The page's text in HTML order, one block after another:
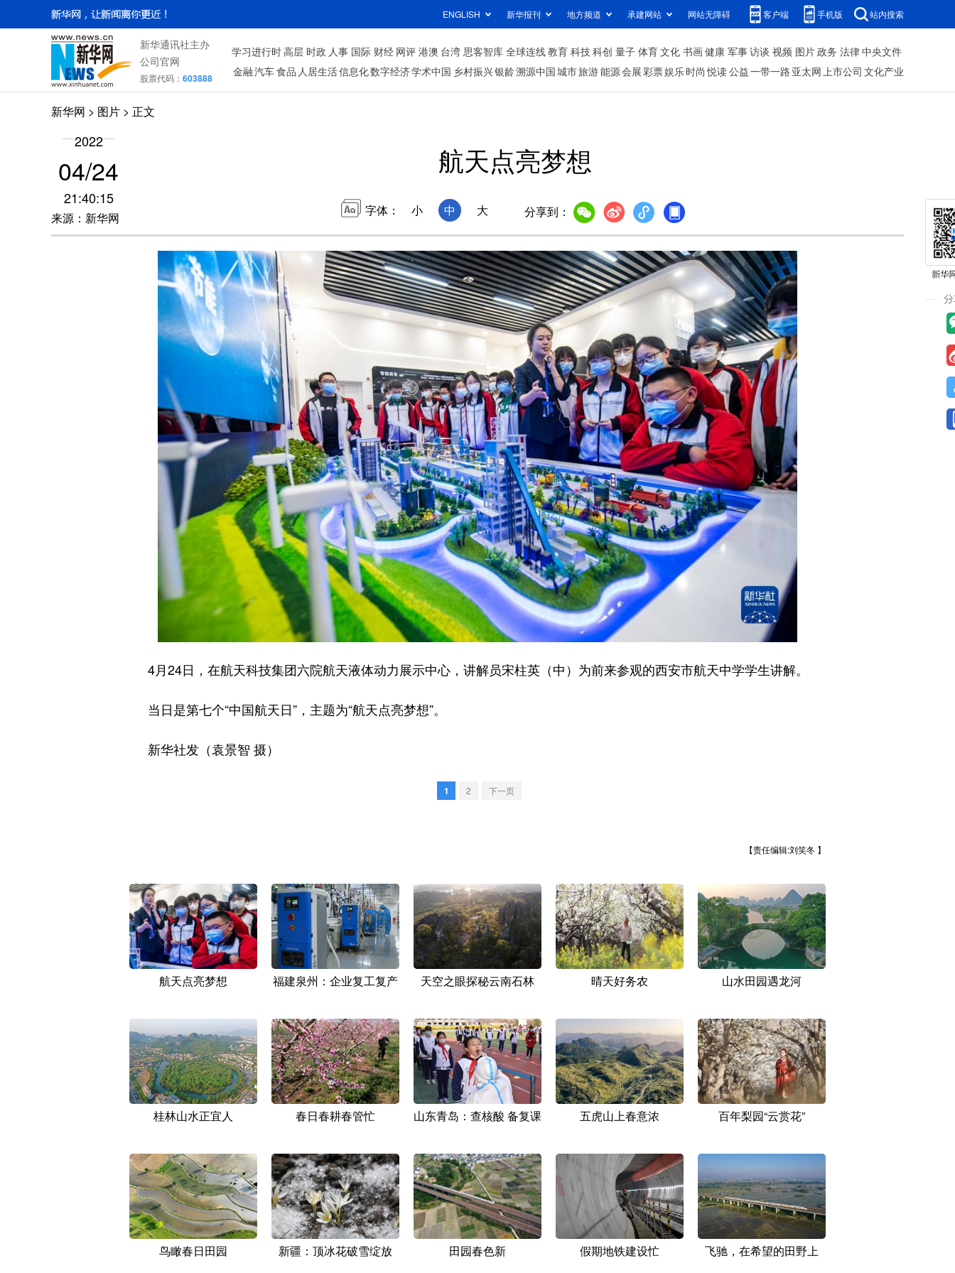
ENGLISH 新华报刊 地方频道 承建网站 网站无障碍 客户端 手机版 站内搜索
新华通讯社主办
公司官网
股票代码： 603888
学习进行时高层 时政 人事 国际 财经 网评 港澳 台湾 思客智库 全球连线教育 科技科创 量子 体育文化 书画健康 军事访谈 视频 图片政务 法律中央文件
金融汽车食品 人居生活信息化数字经济学术中国 乡村振兴银龄溯源中国城市旅游能源会展彩票娱乐时尚 悦读公益一带一路 亚太网上市公司 文化产业
新华网 > 图片 > 正文
2022
04/24
21:40:15
来源：新华网
航天点亮梦想
字体： 小 中 大 分享到：
4月24日，在航天科技集团六院航天液体动力展示中心，讲解员宋柱英（中）为前来参观的西安市航天中学学生讲解。
当日是第七个“中国航天日”，主题为“航天点亮梦想”。
新华社发（袁景智 摄）
1 2 下一页
【责任编辑:刘笑冬 】
航天点亮梦想 福建泉州：企业复工复产 天空之眼探秘云南石林 晴天好务农 山水田园遇龙河
桂林山水正宜人 春日春耕春管忙 山东青岛：查核酸 备复课 五虎山上春意浓 百年梨园“云赏花”
鸟瞰春日田园 新疆：顶冰花破雪绽放 田园春色新 假期地铁建设忙 飞驰，在希望的田野上